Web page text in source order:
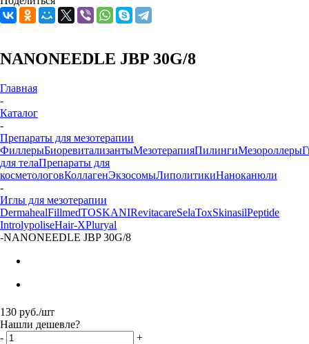
NANONEEDLE JBP 30G/8
Главная
-
Каталог
-
Препараты для мезотерапии
ФиллерыБиоревитализантыМезотерапияПилингиМезороллеры
для телаПрепараты для
косметологовКоллагенЭкзосомыЛиполитикиНаноканюли
-
Иглы для мезотерапии
DermahealFillmedTOSKANIRevitacareSelaToxSkinasilPeptide
IntrolypoliseHair-XPluryal
-NANONEEDLE JBP 30G/8
130 руб./шт
Нашли дешевле?
-
+